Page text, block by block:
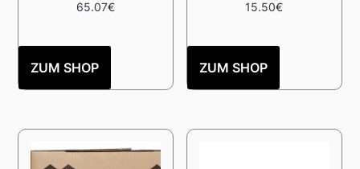
65.07€
ZUM SHOP
15.50€
ZUM SHOP